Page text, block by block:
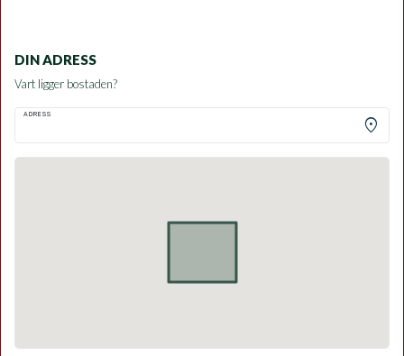
DIN ADRESS
Vart ligger bostaden?
ADRESS
location_on